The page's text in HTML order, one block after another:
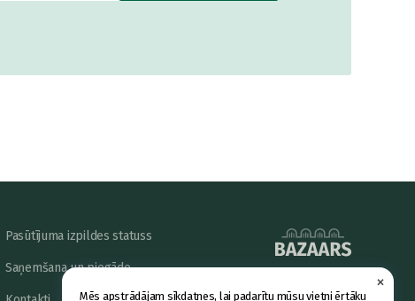
×
Mēs apstrādājam sīkdatnes, lai padarītu mūsu vietni ērtāku
Pasūtījuma izpildes statuss
Saņemšana un piegāde